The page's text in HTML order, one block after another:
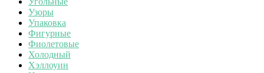
Узоры
Упаковка
Фигурные
Фиолетовые
Холодный
Хэллоуин